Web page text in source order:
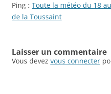
Ping : Toute la météo du 18
de la Toussaint
Laisser un commentaire
Vous devez vous connecter